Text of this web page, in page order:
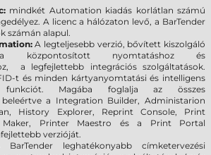
mindkét Automation kiadás korlátlan számú
A licenc a hálózaton levő, a BarTender
számán alapul.
A legteljesebb verzió, bővített kiszolgáló
központosított nyomtatáshoz és
a legfejlettebb integrációs szolgáltatások.
t és minden kártyanyomtatási és intelligens
funkciót. Magába foglalja az összes
beleértve a Integration Builder, Administarion
History Explorer, Reprint Console, Print
Maker, Printer Maestro és a Print Portal
verzióját.
BarTender leghatékonyabb címketervezési